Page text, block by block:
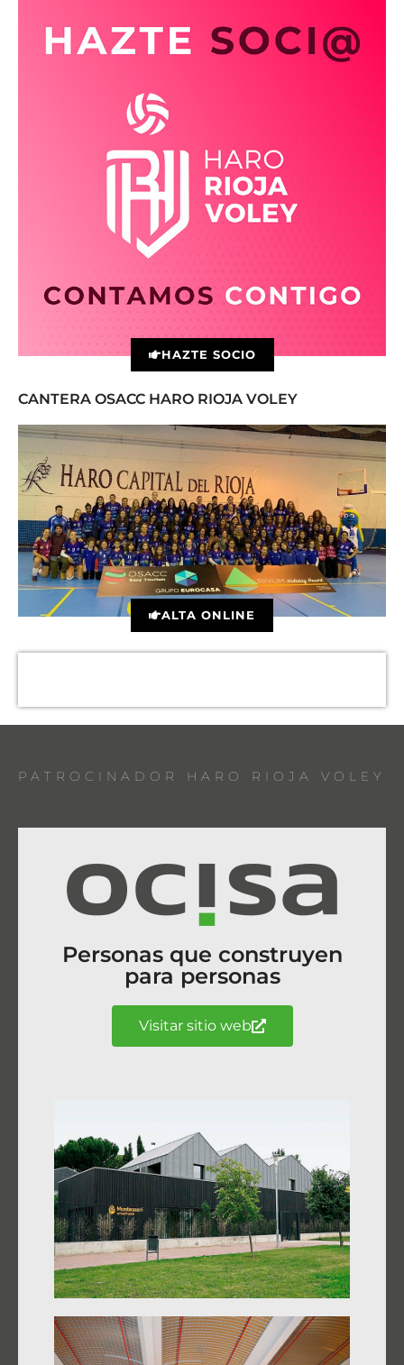
HAZTE SOCIO
CANTERA OSACC HARO RIOJA VOLEY
ALTA ONLINE
PATROCINADOR HARO RIOJA VOLEY
Personas que construyen
para personas
Visitar sitio web